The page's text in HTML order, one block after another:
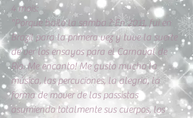
4 mois:
"Porque bailo la samba ? En 2011, fui en
Brazil para la primera vez y tuve la suerte
de ver los ensayos para el Carnaval de
Rio. Me encanto! Me gusto mucho la
música, las percuciones, la alegria, la
forma de mover de las passistas
asumiendo totalmente sus cuerpos, los